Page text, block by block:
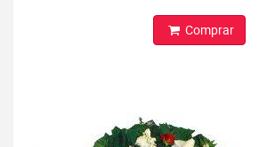
Comprar